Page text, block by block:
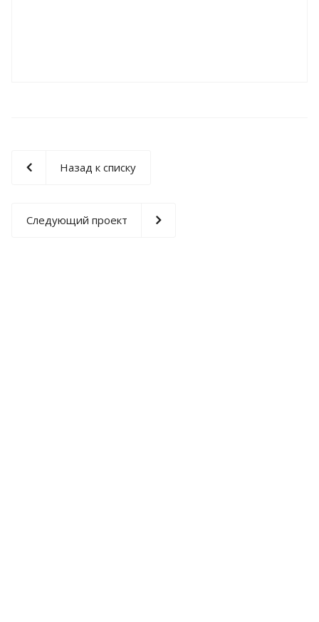
Назад к списку
Следующий проект